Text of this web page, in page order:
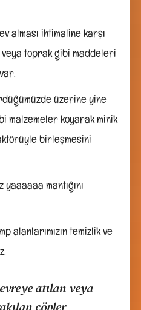
alması ihtimaline karşı
toprak gibi maddeleri
üzerine yine
malzemeler koyarak minik
birleşmesini
mantığını
alanlarımızın temizlik ve
atılan veya